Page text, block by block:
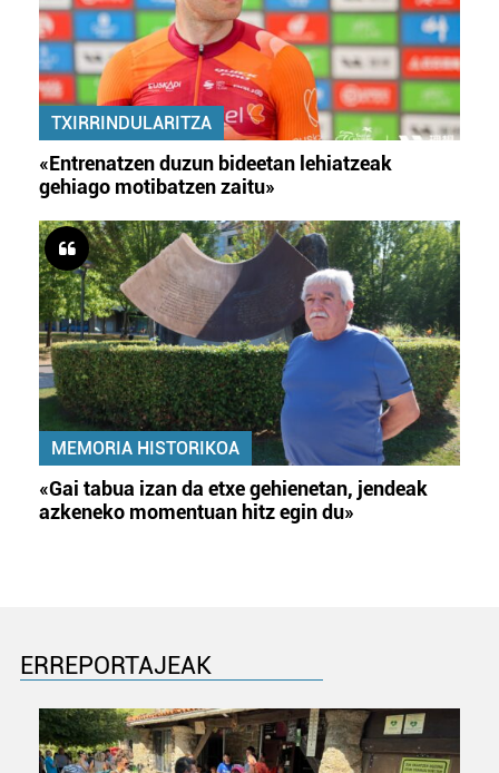
TXIRRINDULARITZA
«Entrenatzen duzun bideetan lehiatzeak
gehiago motibatzen zaitu»
MEMORIA HISTORIKOA
«Gai tabua izan da etxe gehienetan, jendeak
azkeneko momentuan hitz egin du»
ERREPORTAJEAK